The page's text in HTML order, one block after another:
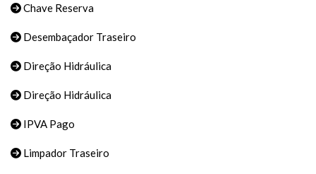
Chave Reserva
Desembaçador Traseiro
Direção Hidráulica
Direção Hidráulica
IPVA Pago
Limpador Traseiro